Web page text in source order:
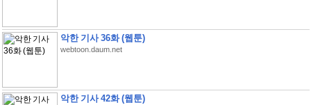
악한 기사 36화 (웹툰)
webtoon.daum.net
악한 기사 42화 (웹툰)